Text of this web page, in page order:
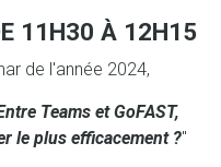
11H30 À 12H15
de l'année 2024,
Teams et GoFAST,
le plus efficacement ?"